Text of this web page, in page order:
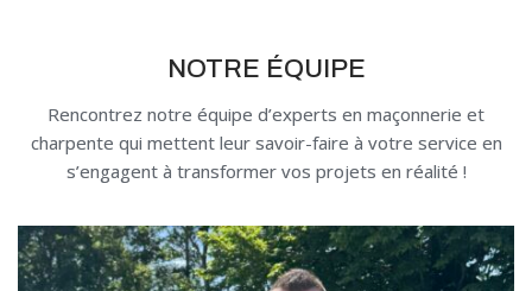
NOTRE ÉQUIPE
Rencontrez notre équipe d’experts en maçonnerie et
charpente qui mettent leur savoir-faire à votre service en
s’engagent à transformer vos projets en réalité !